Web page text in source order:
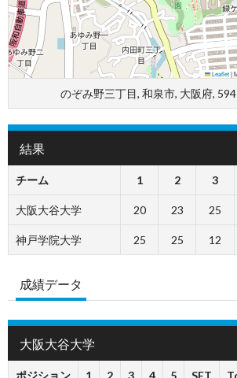
Leaflet|
のぞみ野三丁目, 和泉市, 大阪府,
結果
チーム 1 2 3
大阪大谷大学 20 23 25
神戸学院大学 25 25 12
成績データ
大阪大谷大学
ポジション 1 2 3 4 5 SET